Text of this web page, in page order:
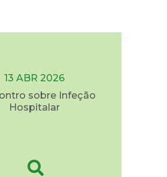
13 ABR 2026
sobre Infeção
Hospitalar